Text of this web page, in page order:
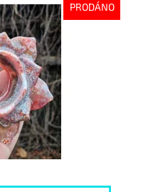
PRODÁNO